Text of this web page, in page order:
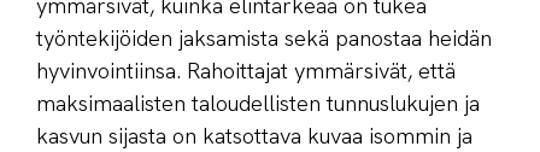
työntekijöiden jaksamista sekä panostaa heidän
hyvinvointiinsa. Rahoittajat ymmärsivät, että
maksimaalisten taloudellisten tunnuslukujen ja
kasvun sijasta on katsottava kuvaa isommin ja